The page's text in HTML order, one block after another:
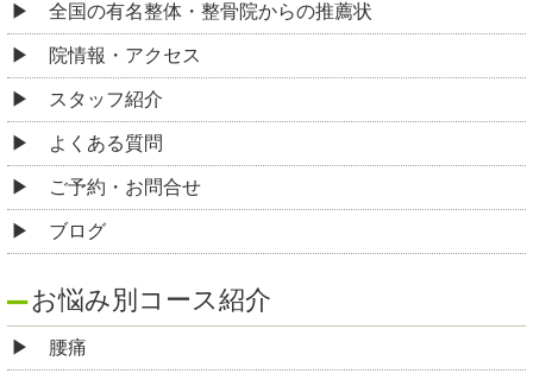
全国の有名整体・整骨院からの推薦状
院情報・アクセス
スタッフ紹介
よくある質問
ご予約・お問合せ
ブログ
お悩み別コース紹介
腰痛